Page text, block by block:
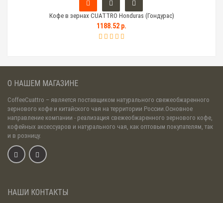
Кофе в зернах CUATTRO Honduras (Гондурас)
1188.52 р.
О НАШЕМ МАГАЗИНЕ
CoffeeCuattro – является поставщиком натурального свежеобжаренного
зернового кофе и китайского чая на территории России.Основное
направление компании - реализация свежеобжаренного зернового кофе,
кофейных аксессуаров и натурального чая, как оптовым покупателям, так
и в розницу.
НАШИ КОНТАКТЫ